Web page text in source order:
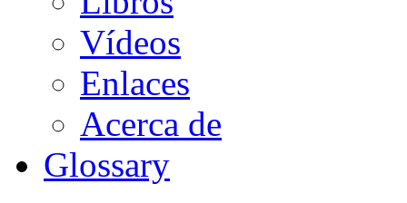
Vídeos
Enlaces
Acerca de
Glossary